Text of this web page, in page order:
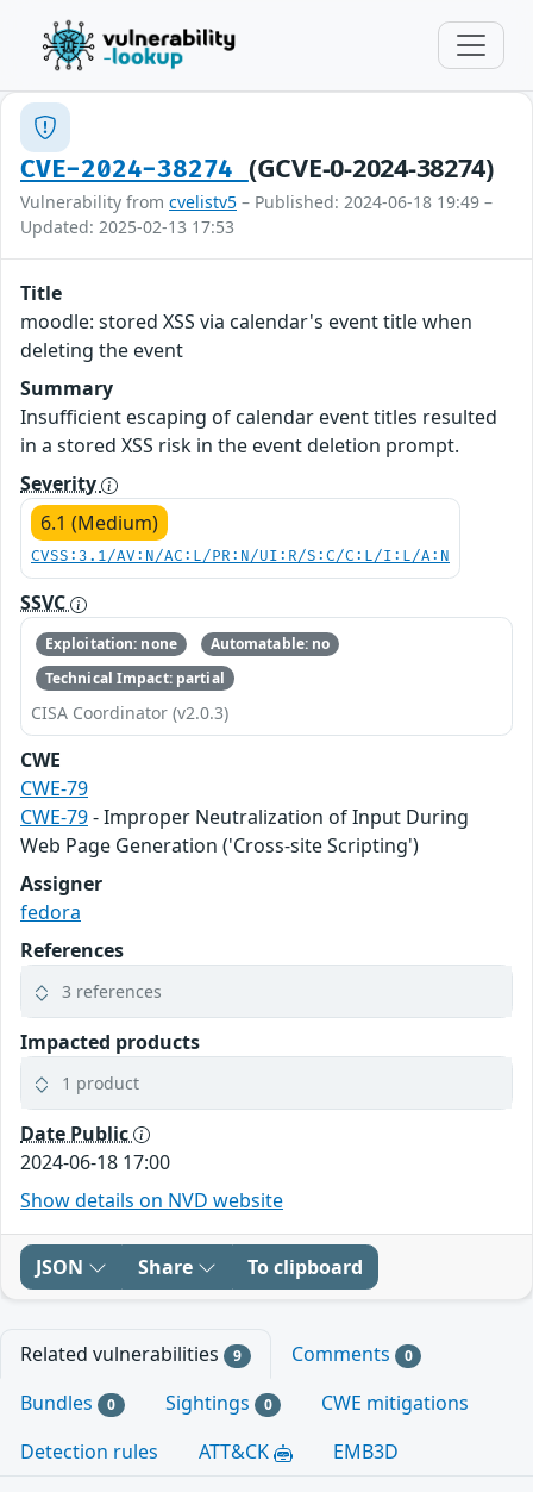
CVE-2024-38274 (GCVE-0-2024-38274)
Vulnerability from cvelistv5 – Published: 2024-06-18 19:49 –
Updated: 2025-02-13 17:53
Title
moodle: stored XSS via calendar's event title when
deleting the event
Summary
Insufficient escaping of calendar event titles resulted
in a stored XSS risk in the event deletion prompt.
Severity
6.1 (Medium)
CVSS:3.1/AV:N/AC:L/PR:N/UI:R/S:C/C:L/I:L/A:N
SSVC
Exploitation: none
Automatable: no
Technical Impact: partial
CISA Coordinator (v2.0.3)
CWE
CWE-79
CWE-79- Improper Neutralization of Input During
Web Page Generation ('Cross-site Scripting')
Assigner
fedora
References
3 references
Impacted products
1 product
Date Public
2024-06-18 17:00
Show details on NVD website
JSON Share To clipboard
Related vulnerabilities 9 Comments 0
Bundles 0 Sightings 0
CWE mitigations
Detection rules
ATT&CK EMB3D